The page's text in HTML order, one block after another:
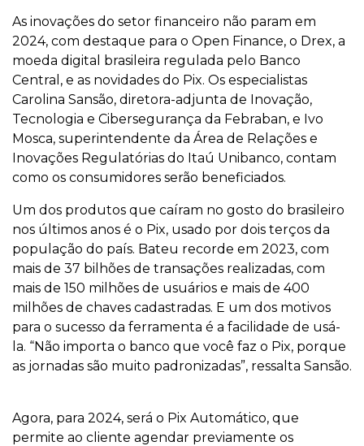
As inovações do setor financeiro não param em
2024, com destaque para o Open Finance, o Drex, a
moeda digital brasileira regulada pelo Banco
Central, e as novidades do Pix. Os especialistas
Carolina Sansão, diretora-adjunta de Inovação,
Tecnologia e Cibersegurança da Febraban, e Ivo
Mosca, superintendente da Área de Relações e
Inovações Regulatórias do Itaú Unibanco, contam
como os consumidores serão beneficiados.
Um dos produtos que caíram no gosto do brasileiro
nos últimos anos é o Pix, usado por dois terços da
população do país. Bateu recorde em 2023, com
mais de 37 bilhões de transações realizadas, com
mais de 150 milhões de usuários e mais de 400
milhões de chaves cadastradas. E um dos motivos
para o sucesso da ferramenta é a facilidade de usá-
la. “Não importa o banco que você faz o Pix, porque
as jornadas são muito padronizadas”, ressalta Sansão.
Agora, para 2024, será o Pix Automático, que
permite ao cliente agendar previamente os